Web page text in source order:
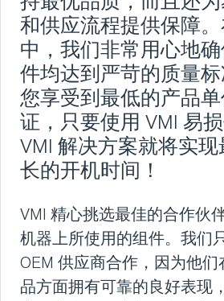
挤出
冷却、叠胶、裁
喂料
胎面翻新
新闻
新闻
和供应流程提供保障
中，我们非常用心地
件均达到严苛的质量
您享受到最低的产品
证，只要使用 VMI 易
VMI 解决方案就将实
长的开机时间！
VMI 精心挑选最佳的合作伙
机器上所使用的组件。我们
OEM 供应商合作，因为他
品方面拥有可靠的良好表现